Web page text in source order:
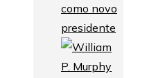
como novo
presidente